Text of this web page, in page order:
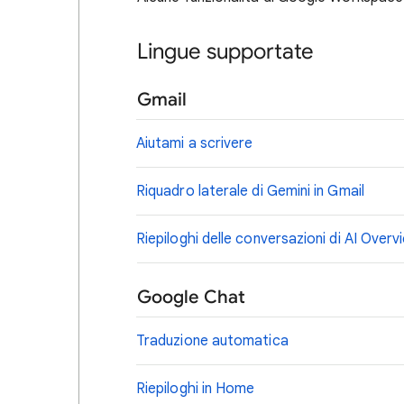
Lingue supportate
Gmail
Aiutami a scrivere
Riquadro laterale di Gemini in Gmail
Riepiloghi delle conversazioni di AI
Google Chat
Traduzione automatica
Riepiloghi in Home